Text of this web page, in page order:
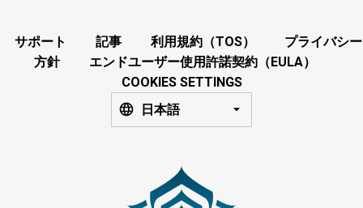
サポート 記事 利用規約（TOS）
プライバシー
方針
エンドユーザー使用許諾契約（EULA）
COOKIES SETTINGS
日本語